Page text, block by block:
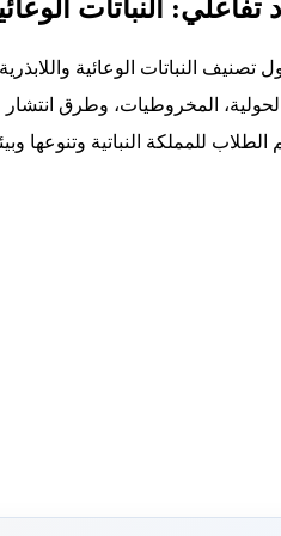
تفاعلي: النباتات
النباتات الوعائية
المخروطيات، وطرق انتشار
للمملكة النباتية وتنوعها